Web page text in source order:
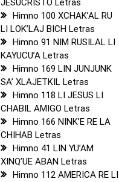
JESUCRISTO Letras
Himno 100 XCHAK’AL RU
LI LOK’LAJ BICH Letras
Himno 91 NIM RUSILAL LI
KAYUCU’A Letras
Himno 169 LIN JUNJUNK
SA’ XLAJETKIL Letras
Himno 118 LI JESUS LI
CHABIL AMIGO Letras
Himno 166 NINK’E RE LA
CHIHAB Letras
Himno 41 LIN YU’AM
XINQ’UE ABAN Letras
Himno 112 AMERICA RE LI